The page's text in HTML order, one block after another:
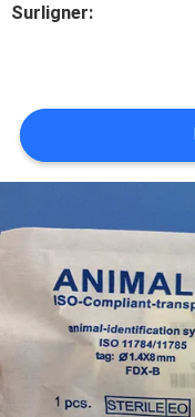
NOUS
NOUVELLES
DEMANDEZ
CITATION
PLAN
DU
SITE
Surligner: